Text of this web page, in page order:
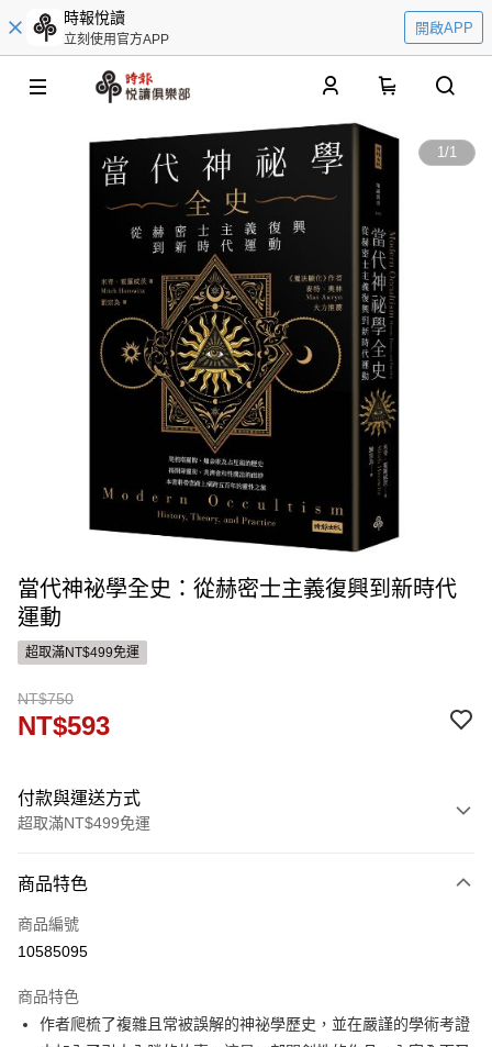
時報悅讀
立刻使用官方APP
開啟APP
1/1
當代神祕學全史：從赫密士主義復興到新時代
運動
超取滿NT$499免運
NT$750
NT$593
付款與運送方式
超取滿NT$499免運
信用卡一次付款
運送方式
付款後全家取貨
每筆NT$60，滿NT$499(含以上)免運費
商品特色
商品編號
10585095
商品特色
作者爬梳了複雜且常被誤解的神祕學歷史，並在嚴謹的學術考證